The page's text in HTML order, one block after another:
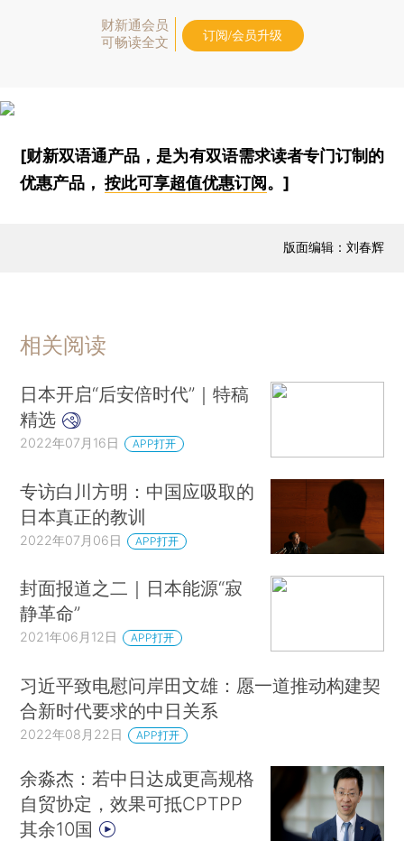
财新通会员
可畅读全文
订阅/会员升级
[财新双语通产品，是为有双语需求读者专门订制的
优惠产品，按此可享超值优惠订阅。]
版面编辑：刘春辉
相关阅读
日本开启“后安倍时代”｜特稿
精选
2022年07月16日 APP打开
专访白川方明：中国应吸取的
日本真正的教训
2022年07月06日 APP打开
封面报道之二｜日本能源“寂
静革命”
2021年06月12日 APP打开
习近平致电慰问岸田文雄：愿一道推动构建契
合新时代要求的中日关系
2022年08月22日 APP打开
余淼杰：若中日达成更高规格
自贸协定，效果可抵CPTPP
其余10国